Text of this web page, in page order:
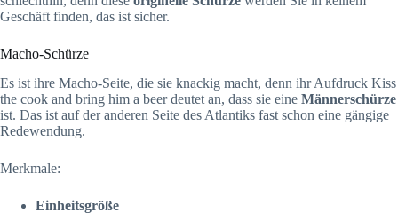
Geschäft finden, das ist sicher.
Macho-Schürze
Es ist ihre Macho-Seite, die sie knackig macht, denn ihr Aufdruck Kiss
the cook and bring him a beer deutet an, dass sie eine Männerschürze
ist. Das ist auf der anderen Seite des Atlantiks fast schon eine gängige
Redewendung.
Merkmale:
Einheitsgröße